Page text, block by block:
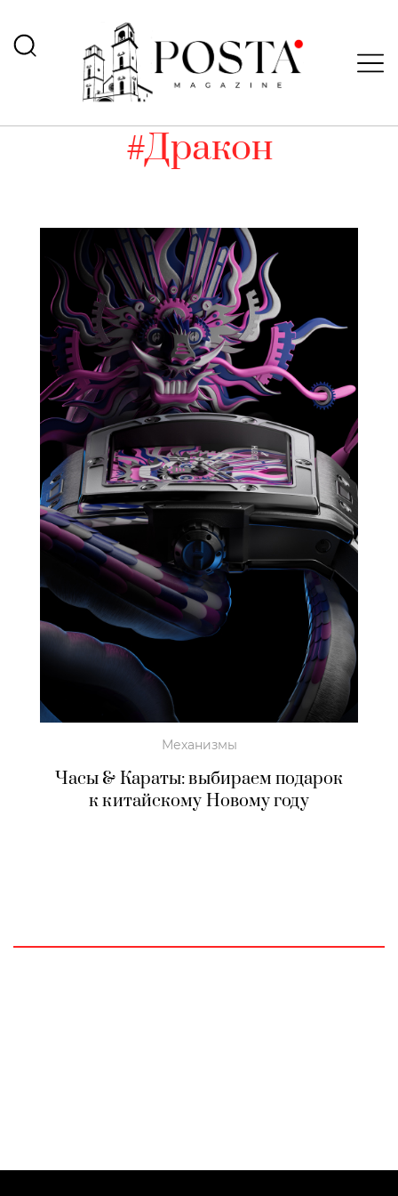
#Дракон
Механизмы
Часы & Караты: выбираем подарок
к китайскому Новому году